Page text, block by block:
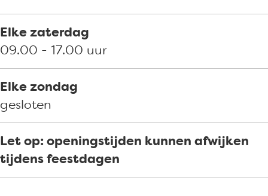
Elke zaterdag
09.00 - 17.00 uur
Elke zondag
gesloten
Let op: openingstijden kunnen afwijken
tijdens feestdagen